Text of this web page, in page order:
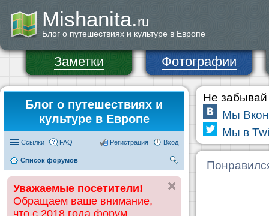
Mishanita.ru
Блог о путешествиях и культуре в Европе
Заметки Фотографии
Блог о путешествиях и
культуре в Европе
Ссылки FAQ Вход
Регистрация
Список форумов
ск
Уважаемые посетители!
Обращаем ваше внимание,
что с 2018 года форум
Не забывай
Мы
Мы в